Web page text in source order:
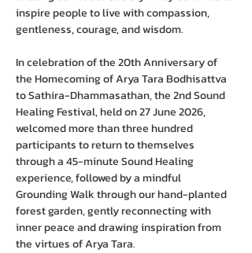
inspire people to live with compassion,
gentleness, courage, and wisdom.
In celebration of the 20th Anniversary of
the Homecoming of Arya Tara Bodhisattva
to Sathira-Dhammasathan, the 2nd Sound
Healing Festival, held on 27 June 2026,
welcomed more than three hundred
participants to return to themselves
through a 45-minute Sound Healing
experience, followed by a mindful
Grounding Walk through our hand-planted
forest garden, gently reconnecting with
inner peace and drawing inspiration from
the virtues of Arya Tara.